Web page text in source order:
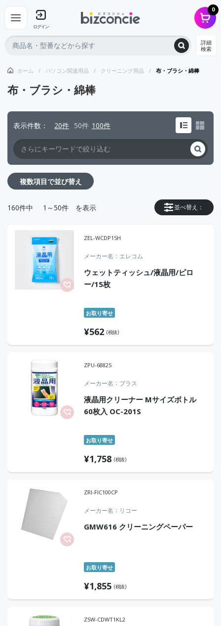
ログイン
0
詳細
検索
ホーム パソコン関連用品 クリーニング用品 布・ブラシ・綿棒
布・ブラシ・綿棒
表示件数 20件 50件 100件
複数項目で並び替え
並べ替え：
160件中 1～50件 を表示
ZEL-WCDP15H
メーカー名 エレコム
ウェットティッシュ/液晶用/ピロ
ー/15枚
お取り寄せ
¥562 (税抜)
ZPU-68825
メーカー名 プラス
液晶用クリーナー Mサイズボトル
60枚入 OC-201S
お取り寄せ
¥1,758 (税抜)
ZRI-FIC100CP
メーカー名 リコー
GMW616 クリーニングペーパー
お取り寄せ
¥1,855 (税抜)
ZSW-CDWT1KL2